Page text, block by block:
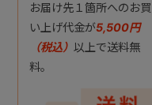
お届け先１箇所へのお買
い上げ代金が5,500円
（税込） 以上で送料無
料。